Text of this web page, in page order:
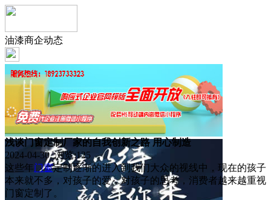
油漆商企动态
浅谈门窗定制厂家的自我创新之路 用心制造
2024-04-30 浏览:125
这些年门窗定制逐渐的进入到我们大众的视线中，现在的孩子
本来就不多，对孩子的爱，对孩子的思考，消费者越来越重视
门窗定制了。